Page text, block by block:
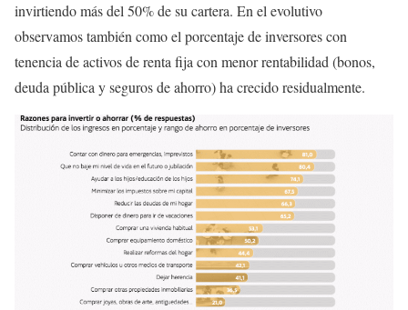
invirtiendo más del 50% de su cartera. En el evolutivo
observamos también como el porcentaje de inversores con
tenencia de activos de renta fija con menor rentabilidad (bonos,
deuda pública y seguros de ahorro) ha crecido residualmente.